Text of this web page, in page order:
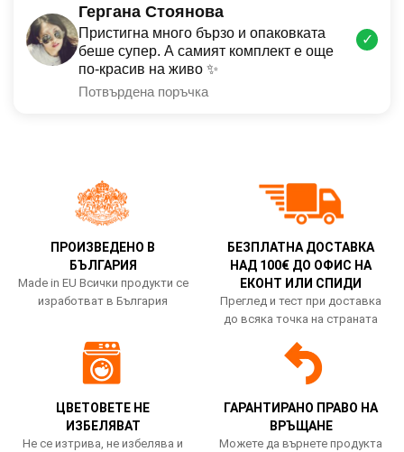
Гергана Стоянова
Пристигна много бързо и опаковката
беше супер. А самият комплект е още
по-красив на живо ✨
Потвърдена поръчка
✓
ПРОИЗВЕДЕНО В
БЪЛГАРИЯ
Made in EU Всички продукти се
изработват в България
БЕЗПЛАТНА ДОСТАВКА
НАД 100€ ДО ОФИС НА
ЕКОНТ ИЛИ СПИДИ
Преглед и тест при доставка
до всяка точка на страната
ЦВЕТОВЕТЕ НЕ
ИЗБЕЛЯВАТ
Не се изтрива, не избелява и
ГАРАНТИРАНО ПРАВО НА
ВРЪЩАНЕ
Можете да върнете продукта